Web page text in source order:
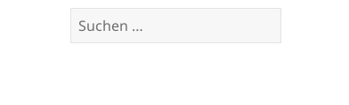
Suchen
nach: